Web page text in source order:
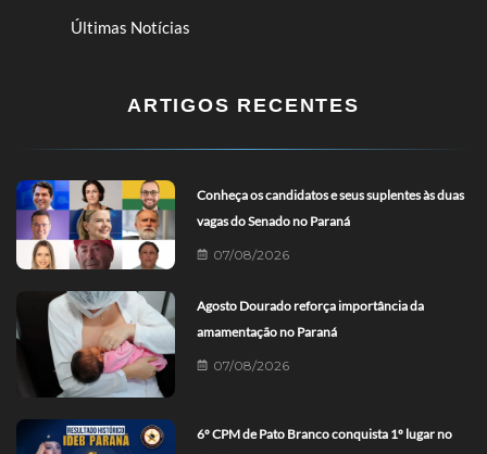
Últimas Notícias
ARTIGOS RECENTES
Conheça os candidatos e seus suplentes às duas
vagas do Senado no Paraná
07/08/2026
Agosto Dourado reforça importância da
amamentação no Paraná
07/08/2026
6º CPM de Pato Branco conquista 1º lugar no